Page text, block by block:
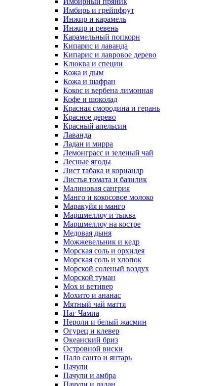
Имбирь и грейпфрут
Инжир и карамель
Инжир и ревень
Карамельный попкорн
Кипарис и лаванда
Кипарис и лавровое дерево
Клюква и специи
Кожа и дым
Кожа и шафран
Кокос и вербена лимонная
Кофе и шоколад
Красная смородина и герань
Красное дерево
Красный апельсин
Лаванда
Ладан и мирра
Лемонграсс и зеленый чай
Лесные ягоды
Лист табака и кориандр
Листья томата и базилик
Малиновая сангрия
Манго и кокосовое молоко
Маракуйя и манго
Маршмеллоу и тыква
Маршмеллоу на костре
Медовая дыня
Можжевельник и кедр
Морская соль и орхидея
Морская соль и хлопок
Морской соленый воздух
Морской туман
Мох и ветивер
Мохито и ананас
Мятный чай маття
Наг Чампа
Нероли и белый жасмин
Огурец и клевер
Океанский бриз
Островной виски
Пало санто и янтарь
Пачули
Пачули и амбра
Пачули и ладан